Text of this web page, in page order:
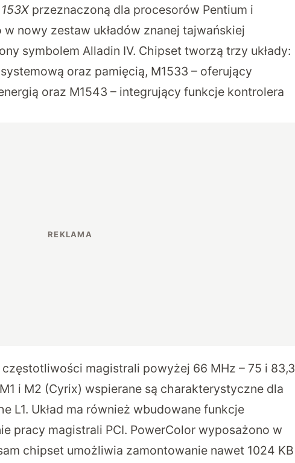
przeznaczoną dla procesorów Pentium i
nowy zestaw układów znanej tajwańskiej
symbolem Alladin IV. Chipset tworzą trzy układy:
oraz pamięcią, M1533 – oferujący
oraz M1543 – integrujący funkcje kontrolera
magistrali powyżej 66 MHz – 75 i 83,3
i M2 (Cyrix) wspierane są charakterystyczne dla
L1. Układ ma również wbudowane funkcje
pracy magistrali PCI. PowerColor wyposażono w
chipset umożliwia zamontowanie nawet 1024 KB